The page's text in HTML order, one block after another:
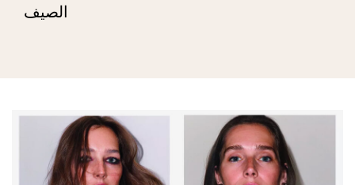
الصيف